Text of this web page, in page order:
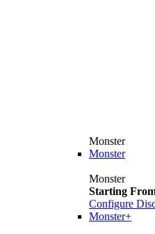
Monster
Monster
Monster
Starting
Configure
Monster+